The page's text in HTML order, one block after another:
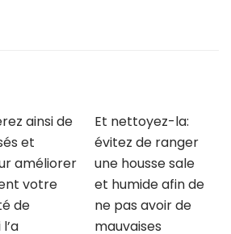
ainsi de
et
améliorer
votre
de
Et nettoyez-la:
évitez de ranger
une housse sale
et humide afin de
ne pas avoir de
mauvaises